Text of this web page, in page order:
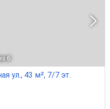
6
ул., 43 м², 7/7 эт.